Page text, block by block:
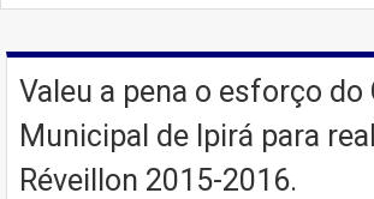
Valeu a pena o esforço do
Municipal de Ipirá para
Réveillon 2015-2016.